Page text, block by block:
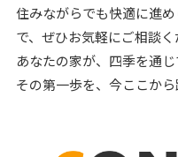
住みながらでも快適に進
で、ぜひお気軽にご相談く
あなたの家が、四季を通
その第一歩を、今ここから